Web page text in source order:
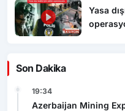
Yasa
Son Dakika
19:34
Azerbaijan Mining